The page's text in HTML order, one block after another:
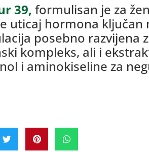
39, formulisan je za
uticaj hormona ključan
posebno razvijena
kompleks, ali i
i aminokiseline za